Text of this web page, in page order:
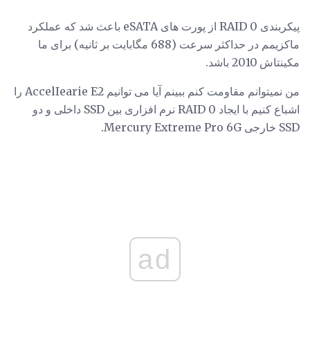
پیکربندی RAID 0 از پورت های eSATA باعث شد که عملکرد
ماکزیمم در حداکثر سرعت (688 مگابایت بر ثانیه) برای ما
مکینتاش 2010 باشد.
من نمیتوانم مقاومت کنم ببینم آیا می توانیم AccelIearie E2 را
اشباع کنیم با ایجاد RAID 0 نرم افزاری بین SSD داخلی و دو
SSD خارجی Mercury Extreme Pro 6G.
ad